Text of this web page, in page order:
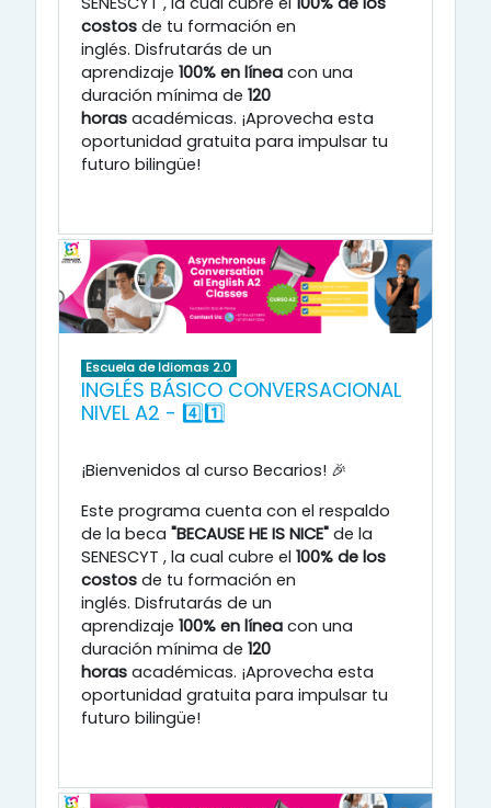
costos de tu formación en
inglés. Disfrutarás de un
aprendizaje 100% en línea con una
duración mínima de 120
horas académicas. ¡Aprovecha esta
oportunidad gratuita para impulsar tu
futuro bilingüe!
Escuela de Idiomas 2.0
INGLÉS BÁSICO CONVERSACIONAL
NIVEL A2 - 4️⃣1️⃣
¡Bienvenidos al curso Becarios! 🎉
Este programa cuenta con el respaldo
de la beca "BECAUSE HE IS NICE" de la
SENESCYT , la cual cubre el 100% de los
costos de tu formación en
inglés. Disfrutarás de un
aprendizaje 100% en línea con una
duración mínima de 120
horas académicas. ¡Aprovecha esta
oportunidad gratuita para impulsar tu
futuro bilingüe!